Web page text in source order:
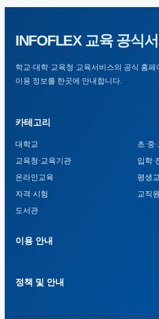
INFOFLEX 교육 공식
학교·대학·교육청·교육서비스의 공식 홈페
이용 정보를 한곳에 안내합니다.
카테고리
대학교
초·중
교육청·교육기관
입학·
온라인교육
평생
자격·시험
교직
도서관
이용 안내
정책 및 안내